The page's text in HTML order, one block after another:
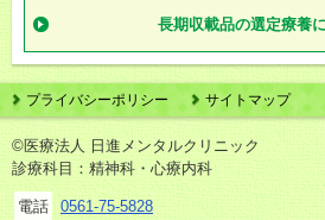
長期収載品の選定療養
プライバシーポリシー サイトマップ
©医療法人 日進メンタルクリニック
診療科目：精神科・心療内科
電話 0561-75-5828